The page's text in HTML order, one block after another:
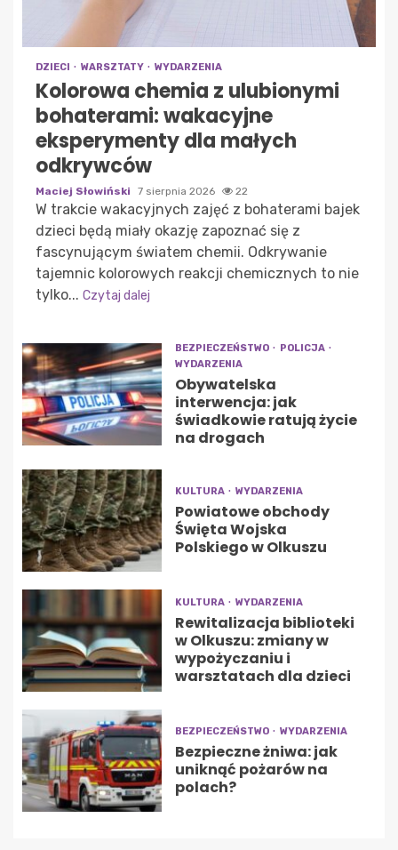
DZIECI WARSZTATY WYDARZENIA
Kolorowa chemia z ulubionymi
bohaterami: wakacyjne
eksperymenty dla małych
odkrywców
Maciej Słowiński 7 sierpnia 2026 22
W trakcie wakacyjnych zajęć z bohaterami bajek
dzieci będą miały okazję zapoznać się z
fascynującym światem chemii. Odkrywanie
tajemnic kolorowych reakcji chemicznych to nie
tylko... Czytaj dalej
BEZPIECZEŃSTWO
POLICJA
WYDARZENIA
Obywatelska
interwencja: jak
świadkowie ratują życie
na drogach
KULTURA WYDARZENIA
Powiatowe obchody
Święta Wojska
Polskiego w Olkuszu
KULTURA WYDARZENIA
Rewitalizacja biblioteki
w Olkuszu: zmiany w
wypożyczaniu i
warsztatach dla dzieci
BEZPIECZEŃSTWO WYDARZENIA
Bezpieczne żniwa: jak
uniknąć pożarów na
polach?